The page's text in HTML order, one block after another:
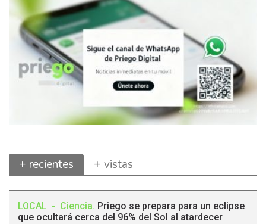
+ recientes + vistas
LOCAL - Ciencia. Priego se prepara para un eclipse
que ocultará cerca del 96% del Sol al atardecer